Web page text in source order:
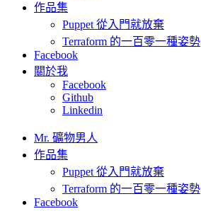
作品集
Puppet 從入門就放棄
Terraform 的一百零一種姿勢
Facebook
關於我
Facebook
Github
Linkedin
Mr. 礦物男人
作品集
Puppet 從入門就放棄
Terraform 的一百零一種姿勢
Facebook